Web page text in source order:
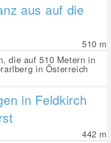
aus auf die
510 m
die auf 510 Metern in
in Österreich
in Feldkirch
442 m